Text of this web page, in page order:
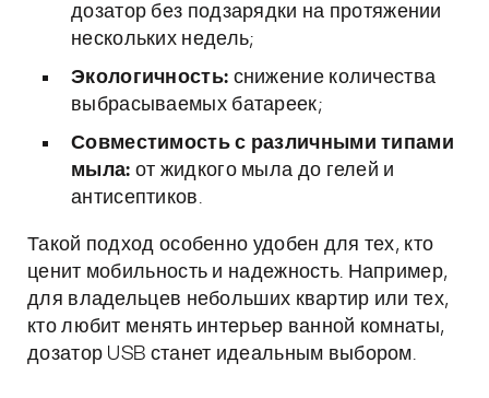
дозатор без подзарядки на протяжении
нескольких недель;
Экологичность: снижение количества
выбрасываемых батареек;
Совместимость с различными типами
мыла: от жидкого мыла до гелей и
антисептиков.
Такой подход особенно удобен для тех, кто
ценит мобильность и надежность. Например,
для владельцев небольших квартир или тех,
кто любит менять интерьер ванной комнаты,
дозатор USB станет идеальным выбором.